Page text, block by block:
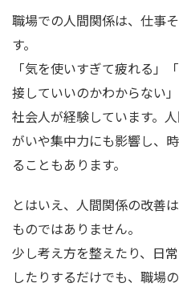
職場での人間関係は、仕事
す。
「気を使いすぎて疲れる」
接していいのかわからない
社会人が経験しています。
がいや集中力にも影響し、
ることもあります。
とはいえ、人間関係の改善
ものではありません。
少し考え方を整えたり、日
したりするだけでも、職場